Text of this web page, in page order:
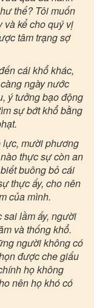
thế? Tôi muốn
và kể cho quý vị
tâm trạng sợ
cái khổ khác,
ngày nước
ý tưởng bạo động
sự bớt khổ bằng
lực, mười phương
thực sự còn an
buông bỏ cái
thực ấy, cho nên
của mình.
sai lầm ấy, người
và thống khổ.
người không có
được che giấu
họ không
nên họ khó có